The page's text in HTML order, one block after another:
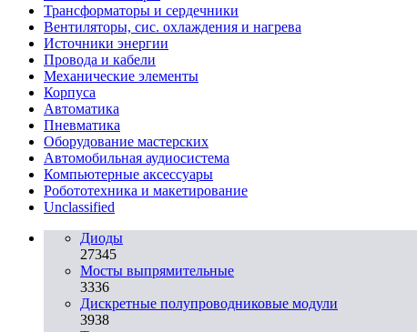
Трансформаторы и сердечники
Вентиляторы, сис. охлаждения и нагрева
Источники энергии
Провода и кабели
Механические элементы
Корпуса
Автоматика
Пневматика
Оборудование мастерских
Автомобильная аудиосистема
Компьютерные аксессуары
Робототехника и макетирование
Unclassified
Диоды
27345
Мосты выпрямительные
3336
Дискретные полупроводниковые модули
3938